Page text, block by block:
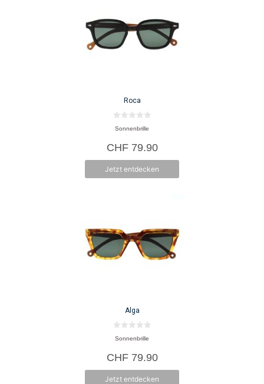
Roca
0
v
n
5
Sonnenbrille
CHF79.90
Jetzt entdecken
Alga
0
v
n
5
Sonnenbrille
CHF79.90
Jetzt entdecken